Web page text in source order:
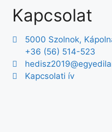
Kapcsolat
5000 Szolnok,
+36 (56) 514-523
Kapcsolati ív